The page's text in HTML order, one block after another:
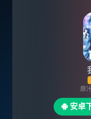
原
安卓